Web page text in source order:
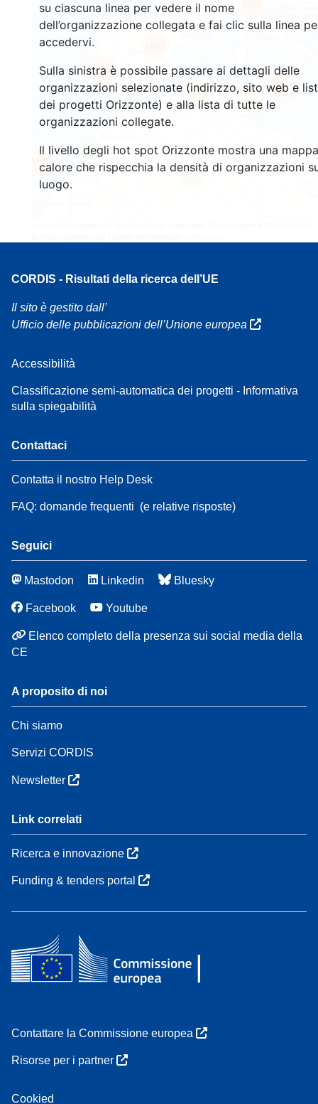
su ciascuna linea per vedere il nome
dell’organizzazione collegata e fai clic sulla linea
accedervi.
Sulla sinistra è possibile passare ai dettagli delle
organizzazioni selezionate (indirizzo, sito web e
dei progetti Orizzonte) e alla lista di tutte le
organizzazioni collegate.
Il livello degli hot spot Orizzonte mostra una
calore che rispecchia la densità di organizzazioni
luogo.
4
7
95
371
13
1759
CORDIS - Risultati della ricerca dell’UE
Il sito è gestito dall’
Ufficio delle pubblicazioni dell’Unione europea
Accessibilità
Classificazione semi-automatica dei progetti - Informativa
sulla spiegabilità
Contattaci
Contatta il nostro Help Desk
FAQ: domande frequenti (e relative risposte)
Seguici
Mastodon Linkedin Bluesky
Facebook Youtube
Elenco completo della presenza sui social media della
CE
A proposito di noi
Chi siamo
Servizi CORDIS
Newsletter
Link correlati
Ricerca e innovazione
Funding & tenders portal
Contattare la Commissione europea
Risorse per i partner
Cookied